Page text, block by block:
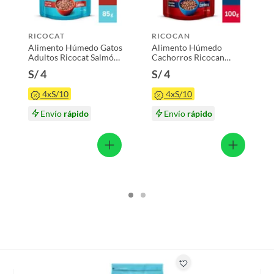
85 g
productos para asfalto.
tecnología, línea blanca, colchones, muebles, bicicletas y
con señales de uso, sin empaques, etiquetas o sellos.
RICOCAT
Alimento Húmedo Gatos
Adultos Ricocat Salmón
S/ 4
4xS/10
Envío rápido
RICOCAN
Alimento Húmedo
Cachorros Ricocan
Doypack 100 g
S/ 4
4xS/10
Envío rápido